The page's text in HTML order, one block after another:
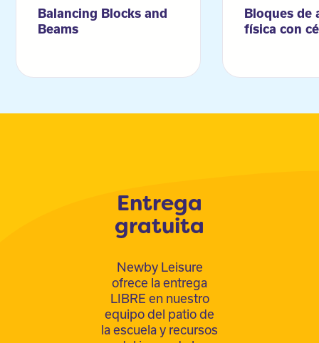
Balancing Blocks and
Beams
Bloques de
física con
Entrega
gratuita
Newby Leisure
ofrece la entrega
LIBRE en nuestro
equipo del patio de
la escuela y recursos